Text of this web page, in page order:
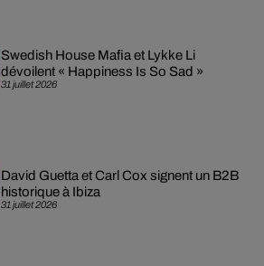
31 juillet 2026
Swedish House Mafia et Lykke Li
dévoilent « Happiness Is So Sad »
31 juillet 2026
David Guetta et Carl Cox signent un B2B
historique à Ibiza